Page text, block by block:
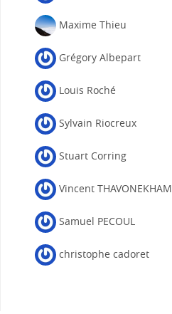
Maxime Thieu
Grégory Albepart
Louis Roché
Sylvain Riocreux
Stuart Corring
Vincent THAVONEKHAM
Samuel PECOUL
christophe cadoret